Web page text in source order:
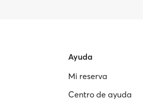
Ayuda
Mi reserva
Centro de ayuda